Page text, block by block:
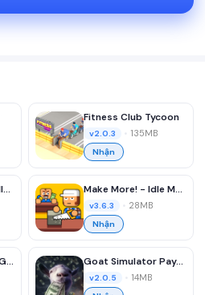
Fitness Club Tycoon
v2.0.3 135MB
Nhận
Airport BillionAir Idle Tycoon Make More! - Idle Manager
v3.6.3 28MB
Nhận
Idle Bank - Money Games Goat Simulator Payday
v2.0.5 14MB